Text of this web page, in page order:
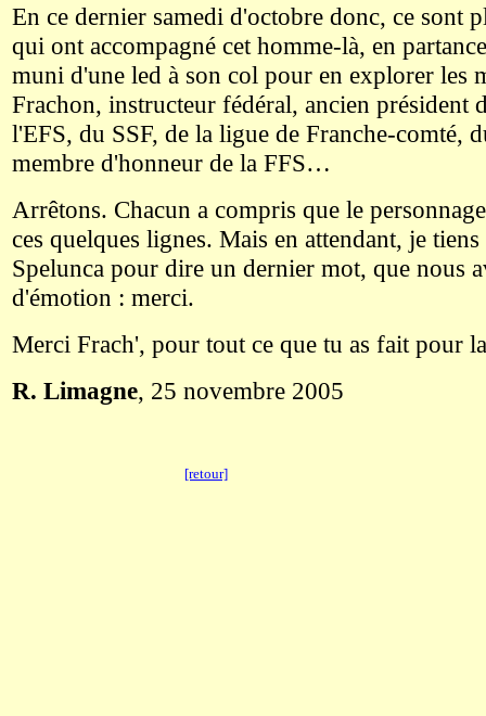
En ce dernier samedi d'octobre donc, ce sont
qui ont accompagné cet homme-là, en
muni d'une led à son col pour en explorer les
Frachon, instructeur fédéral, ancien président
l'EFS, du SSF, de la ligue de Franche-comté,
membre d'honneur de la FFS…
Arrêtons. Chacun a compris que le
ces quelques lignes. Mais en attendant, je
Spelunca pour dire un dernier mot, que nous
d'émotion : merci.
Merci Frach', pour tout ce que tu as fait pour
R. Limagne, 25 novembre 2005
[retour]